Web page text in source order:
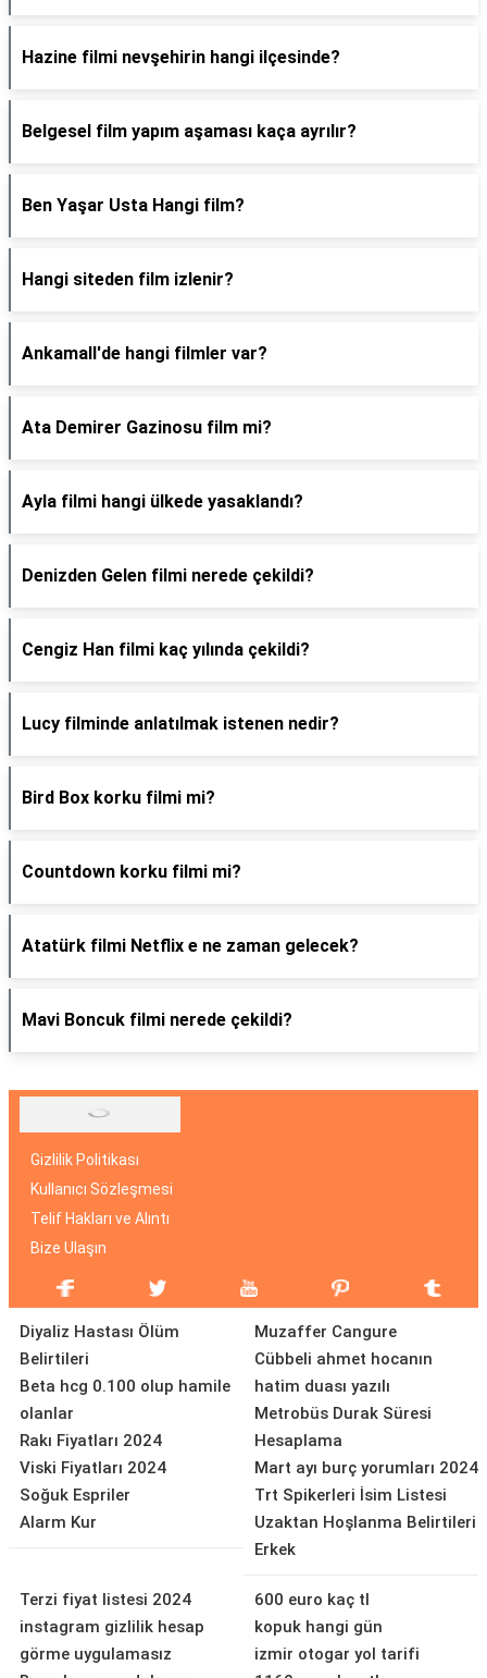
Hazine filmi nevşehirin hangi ilçesinde?
Belgesel film yapım aşaması kaça ayrılır?
Ben Yaşar Usta Hangi film?
Hangi siteden film izlenir?
Ankamall'de hangi filmler var?
Ata Demirer Gazinosu film mi?
Ayla filmi hangi ülkede yasaklandı?
Denizden Gelen filmi nerede çekildi?
Cengiz Han filmi kaç yılında çekildi?
Lucy filminde anlatılmak istenen nedir?
Bird Box korku filmi mi?
Countdown korku filmi mi?
Atatürk filmi Netflix e ne zaman gelecek?
Mavi Boncuk filmi nerede çekildi?
Gizlilik Politikası
Kullanıcı Sözleşmesi
Telif Hakları ve Alıntı
Bize Ulaşın
Diyaliz Hastası Ölüm
Belirtileri
Beta hcg 0.100 olup hamile
olanlar
Rakı Fiyatları 2024
Viski Fiyatları 2024
Soğuk Espriler
Alarm Kur
Muzaffer Cangure
Cübbeli ahmet hocanın
hatim duası yazılı
Metrobüs Durak Süresi
Hesaplama
Mart ayı burç yorumları 2024
Trt Spikerleri İsim Listesi
Uzaktan Hoşlanma Belirtileri
Erkek
Terzi fiyat listesi 2024
instagram gizlilik hesap
görme uygulamasız
600 euro kaç tl
kopuk hangi gün
izmir otogar yol tarifi